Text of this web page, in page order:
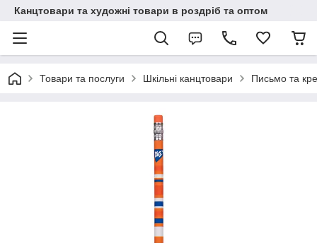
Канцтовари та художні товари в роздріб та оптом
Товари та послуги Шкільні канцтовари Письмо та